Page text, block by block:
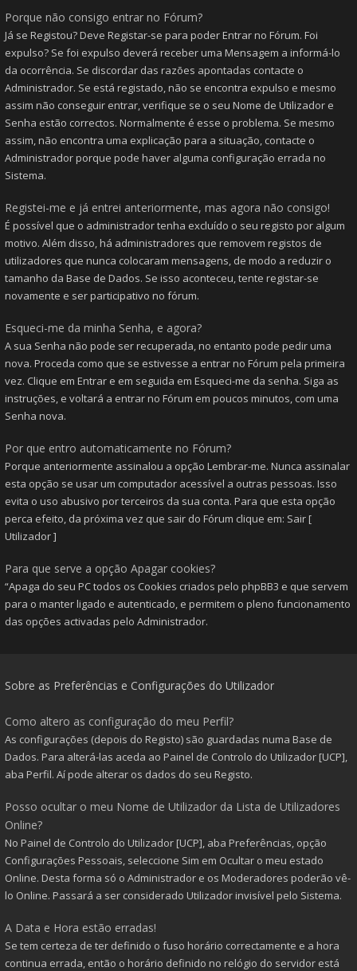
Porque não consigo entrar no Fórum?
Já se Registou? Deve Registar-se para poder Entrar no Fórum. Foi
expulso? Se foi expulso deverá receber uma Mensagem a informá-lo
da ocorrência. Se discordar das razões apontadas contacte o
Administrador. Se está registado, não se encontra expulso e mesmo
assim não conseguir entrar, verifique se o seu Nome de Utilizador e
Senha estão correctos. Normalmente é esse o problema. Se mesmo
assim, não encontra uma explicação para a situação, contacte o
Administrador porque pode haver alguma configuração errada no
Sistema.
Registei-me e já entrei anteriormente, mas agora não consigo!
É possível que o administrador tenha excluído o seu registo por algum
motivo. Além disso, há administradores que removem registos de
utilizadores que nunca colocaram mensagens, de modo a reduzir o
tamanho da Base de Dados. Se isso aconteceu, tente registar-se
novamente e ser participativo no fórum.
Esqueci-me da minha Senha, e agora?
A sua Senha não pode ser recuperada, no entanto pode pedir uma
nova. Proceda como que se estivesse a entrar no Fórum pela primeira
vez. Clique em Entrar e em seguida em Esqueci-me da senha. Siga as
instruções, e voltará a entrar no Fórum em poucos minutos, com uma
Senha nova.
Por que entro automaticamente no Fórum?
Porque anteriormente assinalou a opção Lembrar-me. Nunca assinalar
esta opção se usar um computador acessível a outras pessoas. Isso
evita o uso abusivo por terceiros da sua conta. Para que esta opção
perca efeito, da próxima vez que sair do Fórum clique em: Sair [
Utilizador ]
Para que serve a opção Apagar cookies?
“Apaga do seu PC todos os Cookies criados pelo phpBB3 e que servem
para o manter ligado e autenticado, e permitem o pleno funcionamento
das opções activadas pelo Administrador.
Sobre as Preferências e Configurações do Utilizador
Como altero as configuração do meu Perfil?
As configurações (depois do Registo) são guardadas numa Base de
Dados. Para alterá-las aceda ao Painel de Controlo do Utilizador [UCP],
aba Perfil. Aí pode alterar os dados do seu Registo.
Posso ocultar o meu Nome de Utilizador da Lista de Utilizadores
Online?
No Painel de Controlo do Utilizador [UCP], aba Preferências, opção
Configurações Pessoais, seleccione Sim em Ocultar o meu estado
Online. Desta forma só o Administrador e os Moderadores poderão vê-
lo Online. Passará a ser considerado Utilizador invisível pelo Sistema.
A Data e Hora estão erradas!
Se tem certeza de ter definido o fuso horário correctamente e a hora
continua errada, então o horário definido no relógio do servidor está